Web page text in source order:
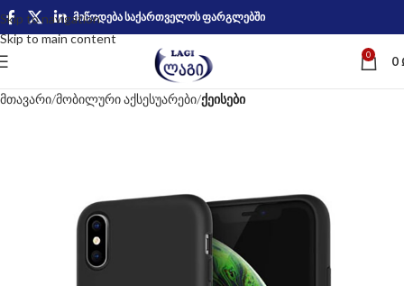
Skip to navigation
Skip to main content
მიწოდება საქართველოს ფარგლებში
0 0
მთავარი მობილური აქსესუარები ქეისები